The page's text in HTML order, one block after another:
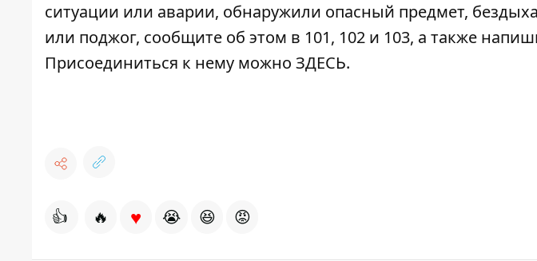
ситуации или аварии, обнаружили опасный предмет,
или поджог, сообщите об этом в 101, 102 и 103, а также
Присоединиться к нему можно ЗДЕСЬ.
👍 🔥 ♥ 😭 😆 😡